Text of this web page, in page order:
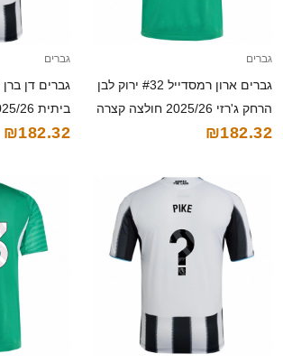
גברים
גברים ארון רמסדייל #32 ירוק לבן
הרחק ג'רזי 2025/26 חולצה קצרה
₪182.32
גברים
ביתית 2025/26 חולצה קצרה
₪182.32